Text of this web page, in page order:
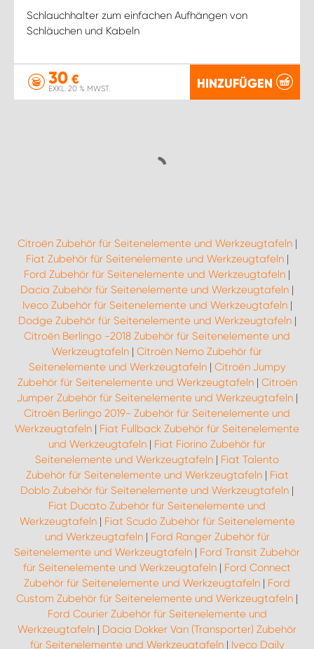
Schlauchhalter zum einfachen Aufhängen von
Schläuchen und Kabeln
30 €
EXKL. 20 % MWST. HINZUFÜGEN
Citroën Zubehör für Seitenelemente und Werkzeugtafeln|
Fiat Zubehör für Seitenelemente und Werkzeugtafeln|
Ford Zubehör für Seitenelemente und Werkzeugtafeln |
Dacia Zubehör für Seitenelemente und Werkzeugtafeln |
Iveco Zubehör für Seitenelemente und Werkzeugtafeln|
Dodge Zubehör für Seitenelemente und Werkzeugtafeln|
Citroën Berlingo -2018 Zubehör für Seitenelemente und
Werkzeugtafeln | Citroën Nemo Zubehör für
Seitenelemente und Werkzeugtafeln| Citroën Jumpy
Zubehör für Seitenelemente und Werkzeugtafeln| Citroën
Jumper Zubehör für Seitenelemente und Werkzeugtafeln|
Citroën Berlingo 2019- Zubehör für Seitenelemente und
Werkzeugtafeln | Fiat Fullback Zubehör für Seitenelemente
und Werkzeugtafeln | Fiat Fiorino Zubehör für
Seitenelemente und Werkzeugtafeln | Fiat Talento
Zubehör für Seitenelemente und Werkzeugtafeln| Fiat
Doblo Zubehör für Seitenelemente und Werkzeugtafeln |
Fiat Ducato Zubehör für Seitenelemente und
Werkzeugtafeln| Fiat Scudo Zubehör für Seitenelemente
und Werkzeugtafeln| Ford Ranger Zubehör für
Seitenelemente und Werkzeugtafeln | Ford Transit Zubehör
für Seitenelemente und Werkzeugtafeln | Ford Connect
Zubehör für Seitenelemente und Werkzeugtafeln | Ford
Custom Zubehör für Seitenelemente und Werkzeugtafeln |
Ford Courier Zubehör für Seitenelemente und
Werkzeugtafeln | Dacia Dokker Van (Transporter) Zubehör
für Seitenelemente und Werkzeugtafeln| Iveco Daily